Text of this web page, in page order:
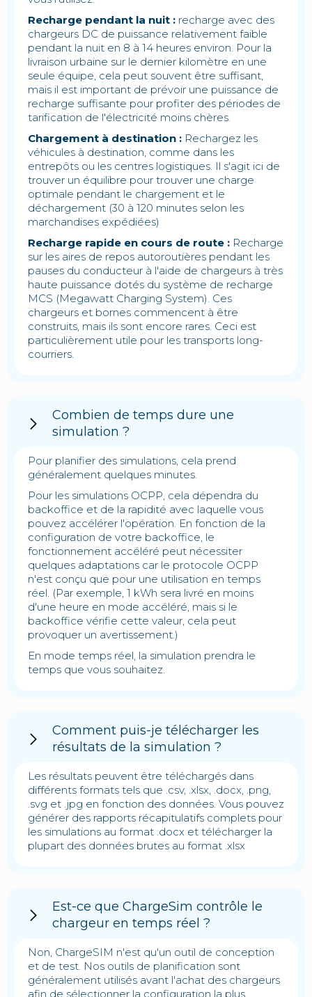
Recharge pendant la nuit : recharge avec des
chargeurs DC de puissance relativement faible
pendant la nuit en 8 à 14 heures environ. Pour la
livraison urbaine sur le dernier kilomètre en une
seule équipe, cela peut souvent être suffisant,
mais il est important de prévoir une puissance de
recharge suffisante pour profiter des périodes de
tarification de l'électricité moins chères.
Chargement à destination : Rechargez les
véhicules à destination, comme dans les
entrepôts ou les centres logistiques. Il s'agit ici de
trouver un équilibre pour trouver une charge
optimale pendant le chargement et le
déchargement (30 à 120 minutes selon les
marchandises expédiées)
Recharge rapide en cours de route : Recharge
sur les aires de repos autoroutières pendant les
pauses du conducteur à l'aide de chargeurs à très
haute puissance dotés du système de recharge
MCS (Megawatt Charging System). Ces
chargeurs et bornes commencent à être
construits, mais ils sont encore rares. Ceci est
particulièrement utile pour les transports long-
courriers.
Combien de temps dure une
simulation ?
Pour planifier des simulations, cela prend
généralement quelques minutes.
Pour les simulations OCPP, cela dépendra du
backoffice et de la rapidité avec laquelle vous
pouvez accélérer l'opération. En fonction de la
configuration de votre backoffice, le
fonctionnement accéléré peut nécessiter
quelques adaptations car le protocole OCPP
n'est conçu que pour une utilisation en temps
réel. (Par exemple, 1 kWh sera livré en moins
d'une heure en mode accéléré, mais si le
backoffice vérifie cette valeur, cela peut
provoquer un avertissement.)
En mode temps réel, la simulation prendra le
temps que vous souhaitez.
Comment puis-je télécharger les
résultats de la simulation ?
Les résultats peuvent être téléchargés dans
différents formats tels que .csv, .xlsx, .docx, .png,
.svg et .jpg en fonction des données. Vous pouvez
générer des rapports récapitulatifs complets pour
les simulations au format .docx et télécharger la
plupart des données brutes au format .xlsx
Est-ce que ChargeSim contrôle le
chargeur en temps réel ?
Non, ChargeSIM n'est qu'un outil de conception
et de test. Nos outils de planification sont
généralement utilisés avant l'achat des chargeurs
afin de sélectionner la configuration la plus